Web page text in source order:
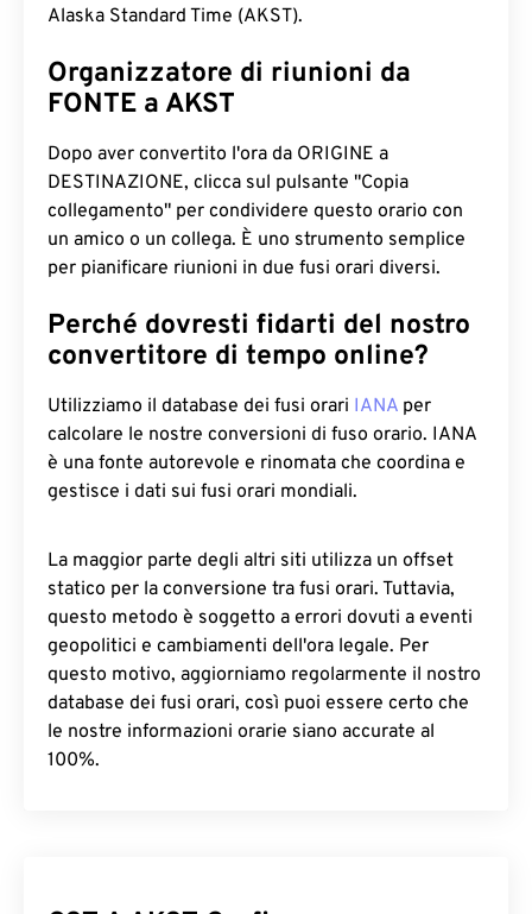
Alaska Standard Time (AKST).
Organizzatore di riunioni da
FONTE a AKST
Dopo aver convertito l'ora da ORIGINE a
DESTINAZIONE, clicca sul pulsante "Copia
collegamento" per condividere questo orario con
un amico o un collega. È uno strumento semplice
per pianificare riunioni in due fusi orari diversi.
Perché dovresti fidarti del nostro
convertitore di tempo online?
Utilizziamo il database dei fusi orari IANA per
calcolare le nostre conversioni di fuso orario. IANA
è una fonte autorevole e rinomata che coordina e
gestisce i dati sui fusi orari mondiali.
La maggior parte degli altri siti utilizza un offset
statico per la conversione tra fusi orari. Tuttavia,
questo metodo è soggetto a errori dovuti a eventi
geopolitici e cambiamenti dell'ora legale. Per
questo motivo, aggiorniamo regolarmente il nostro
database dei fusi orari, così puoi essere certo che
le nostre informazioni orarie siano accurate al
100%.